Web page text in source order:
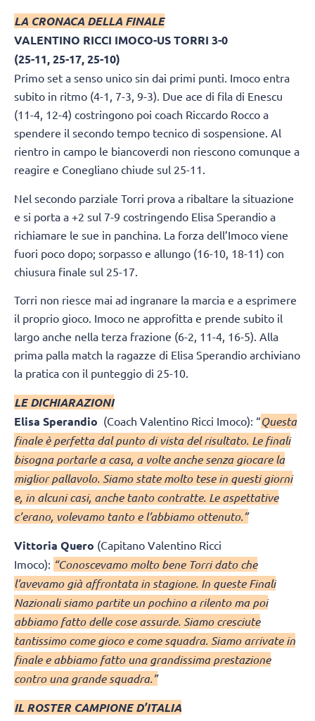
LA CRONACA DELLA FINALE
VALENTINO RICCI IMOCO-US TORRI 3-0
(25-11, 25-17, 25-10)
Primo set a senso unico sin dai primi punti. Imoco entra
subito in ritmo (4-1, 7-3, 9-3). Due ace di fila di Enescu
(11-4, 12-4) costringono poi coach Riccardo Rocco a
spendere il secondo tempo tecnico di sospensione. Al
rientro in campo le biancoverdi non riescono comunque a
reagire e Conegliano chiude sul 25-11.
Nel secondo parziale Torri prova a ribaltare la situazione
e si porta a +2 sul 7-9 costringendo Elisa Sperandio a
richiamare le sue in panchina. La forza dell’Imoco viene
fuori poco dopo; sorpasso e allungo (16-10, 18-11) con
chiusura finale sul 25-17.
Torri non riesce mai ad ingranare la marcia e a esprimere
il proprio gioco. Imoco ne approfitta e prende subito il
largo anche nella terza frazione (6-2, 11-4, 16-5). Alla
prima palla match la ragazze di Elisa Sperandio archiviano
la pratica con il punteggio di 25-10.
LE DICHIARAZIONI
Elisa Sperandio (Coach Valentino Ricci Imoco): “Questa
finale è perfetta dal punto di vista del risultato. Le finali
bisogna portarle a casa, a volte anche senza giocare la
miglior pallavolo. Siamo state molto tese in questi giorni
e, in alcuni casi, anche tanto contratte. Le aspettative
c’erano, volevamo tanto e l’abbiamo ottenuto.”
Vittoria Quero (Capitano Valentino Ricci
Imoco): “Conoscevamo molto bene Torri dato che
l’avevamo già affrontata in stagione. In queste Finali
Nazionali siamo partite un pochino a rilento ma poi
abbiamo fatto delle cose assurde. Siamo cresciute
tantissimo come gioco e come squadra. Siamo arrivate in
finale e abbiamo fatto una grandissima prestazione
contro una grande squadra.”
IL ROSTER CAMPIONE D’ITALIA